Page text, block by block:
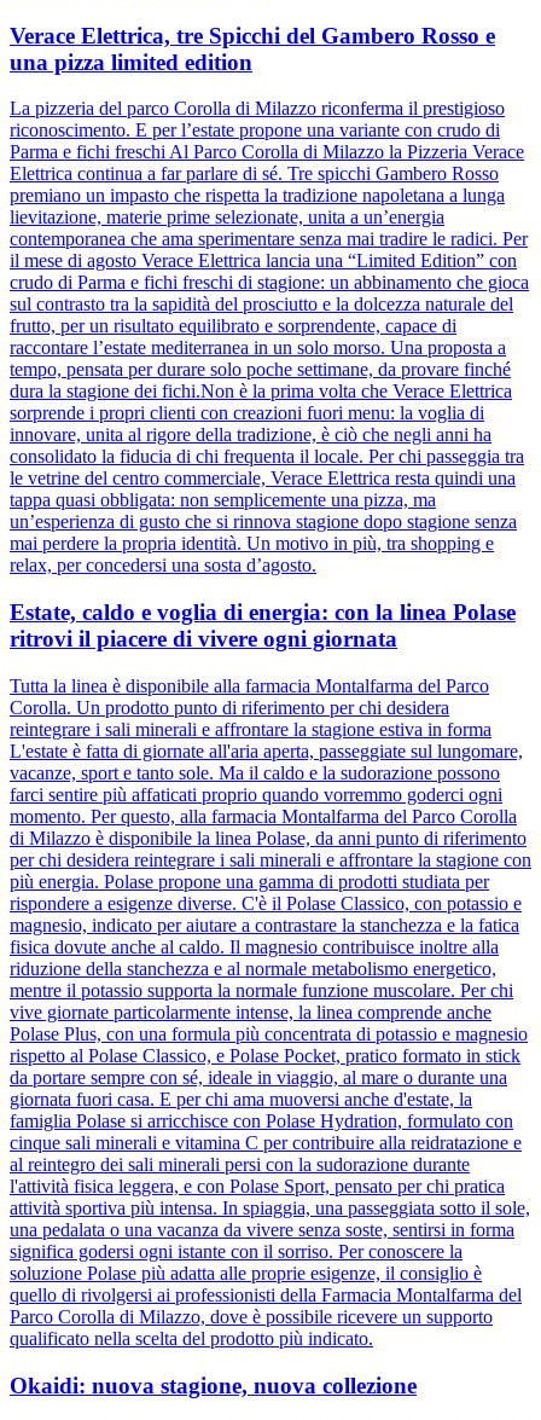
Verace Elettrica, tre Spicchi del Gambero Rosso e
una pizza limited edition
La pizzeria del parco Corolla di Milazzo riconferma il prestigioso
riconoscimento. E per l’estate propone una variante con crudo di
Parma e fichi freschi Al Parco Corolla di Milazzo la Pizzeria Verace
Elettrica continua a far parlare di sé. Tre spicchi Gambero Rosso
premiano un impasto che rispetta la tradizione napoletana a lunga
lievitazione, materie prime selezionate, unita a un’energia
contemporanea che ama sperimentare senza mai tradire le radici. Per
il mese di agosto Verace Elettrica lancia una “Limited Edition” con
crudo di Parma e fichi freschi di stagione: un abbinamento che gioca
sul contrasto tra la sapidità del prosciutto e la dolcezza naturale del
frutto, per un risultato equilibrato e sorprendente, capace di
raccontare l’estate mediterranea in un solo morso. Una proposta a
tempo, pensata per durare solo poche settimane, da provare finché
dura la stagione dei fichi.Non è la prima volta che Verace Elettrica
sorprende i propri clienti con creazioni fuori menu: la voglia di
innovare, unita al rigore della tradizione, è ciò che negli anni ha
consolidato la fiducia di chi frequenta il locale. Per chi passeggia tra
le vetrine del centro commerciale, Verace Elettrica resta quindi una
tappa quasi obbligata: non semplicemente una pizza, ma
un’esperienza di gusto che si rinnova stagione dopo stagione senza
mai perdere la propria identità. Un motivo in più, tra shopping e
relax, per concedersi una sosta d’agosto.
Estate, caldo e voglia di energia: con la linea Polase
ritrovi il piacere di vivere ogni giornata
Tutta la linea è disponibile alla farmacia Montalfarma del Parco
Corolla. Un prodotto punto di riferimento per chi desidera
reintegrare i sali minerali e affrontare la stagione estiva in forma
L'estate è fatta di giornate all'aria aperta, passeggiate sul lungomare,
vacanze, sport e tanto sole. Ma il caldo e la sudorazione possono
farci sentire più affaticati proprio quando vorremmo goderci ogni
momento. Per questo, alla farmacia Montalfarma del Parco Corolla
di Milazzo è disponibile la linea Polase, da anni punto di riferimento
per chi desidera reintegrare i sali minerali e affrontare la stagione con
più energia. Polase propone una gamma di prodotti studiata per
rispondere a esigenze diverse. C'è il Polase Classico, con potassio e
magnesio, indicato per aiutare a contrastare la stanchezza e la fatica
fisica dovute anche al caldo. Il magnesio contribuisce inoltre alla
riduzione della stanchezza e al normale metabolismo energetico,
mentre il potassio supporta la normale funzione muscolare. Per chi
vive giornate particolarmente intense, la linea comprende anche
Polase Plus, con una formula più concentrata di potassio e magnesio
rispetto al Polase Classico, e Polase Pocket, pratico formato in stick
da portare sempre con sé, ideale in viaggio, al mare o durante una
giornata fuori casa. E per chi ama muoversi anche d'estate, la
famiglia Polase si arricchisce con Polase Hydration, formulato con
cinque sali minerali e vitamina C per contribuire alla reidratazione e
al reintegro dei sali minerali persi con la sudorazione durante
l'attività fisica leggera, e con Polase Sport, pensato per chi pratica
attività sportiva più intensa. In spiaggia, una passeggiata sotto il sole,
una pedalata o una vacanza da vivere senza soste, sentirsi in forma
significa godersi ogni istante con il sorriso. Per conoscere la
soluzione Polase più adatta alle proprie esigenze, il consiglio è
quello di rivolgersi ai professionisti della Farmacia Montalfarma del
Parco Corolla di Milazzo, dove è possibile ricevere un supporto
qualificato nella scelta del prodotto più indicato.
Okaidi: nuova stagione, nuova collezione